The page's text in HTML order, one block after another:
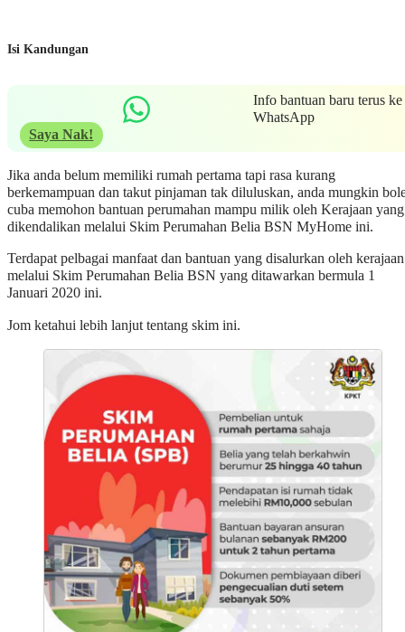
Isi Kandungan
Info bantuan baru terus ke
WhatsApp
Saya Nak!
Jika anda belum memiliki rumah pertama tapi rasa kurang
berkemampuan dan takut pinjaman tak diluluskan, anda mungkin
cuba memohon bantuan perumahan mampu milik oleh Kerajaan yang
dikendalikan melalui Skim Perumahan Belia BSN MyHome ini.
Terdapat pelbagai manfaat dan bantuan yang disalurkan oleh kerajaan
melalui Skim Perumahan Belia BSN yang ditawarkan bermula 1
Januari 2020 ini.
Jom ketahui lebih lanjut tentang skim ini.